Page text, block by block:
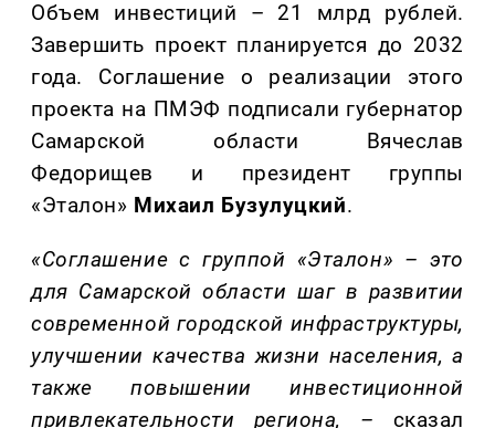
Объем инвестиций – 21 млрд рублей.
Завершить проект планируется до 2032
года. Соглашение о реализации этого
проекта на ПМЭФ подписали губернатор
Самарской области Вячеслав
Федорищев и президент группы
«Эталон» Михаил Бузулуцкий.
«Соглашение с группой «Эталон» – это
для Самарской области шаг в развитии
современной городской инфраструктуры,
улучшении качества жизни населения, а
также повышении инвестиционной
привлекательности региона,
– сказал